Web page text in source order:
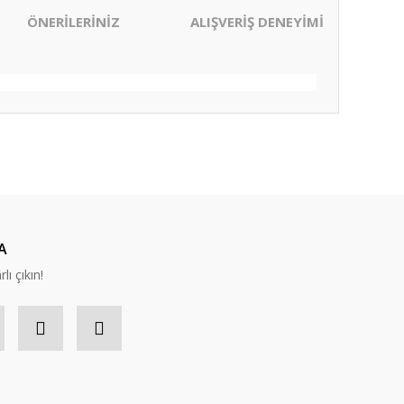
ÖNERİLERİNİZ ALIŞVERİŞ DENEYİMİ
çıkın!